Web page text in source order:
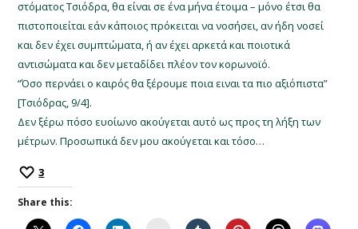
στόματος Τσιόδρα, θα είναι σε ένα μήνα έτοιμα – μόνο έτσι θα
πιστοποιείται εάν κάποιος πρόκειται να νοσήσει, αν ήδη νοσεί
και δεν έχει συμπτώματα, ή αν έχει αρκετά και ποιοτικά
αντισώματα και δεν μεταδίδει πλέον τον κορωνοϊό.
“Όσο περνάει ο καιρός θα ξέρουμε ποια ειναι τα πιο αξιόπιστα”
[Τσιόδρας, 9/4].
Δεν ξέρω πόσο ευοίωνο ακούγεται αυτό ως προς τη λήξη των
μέτρων. Προσωπικά δεν μου ακούγεται και τόσο…
3
Share this: